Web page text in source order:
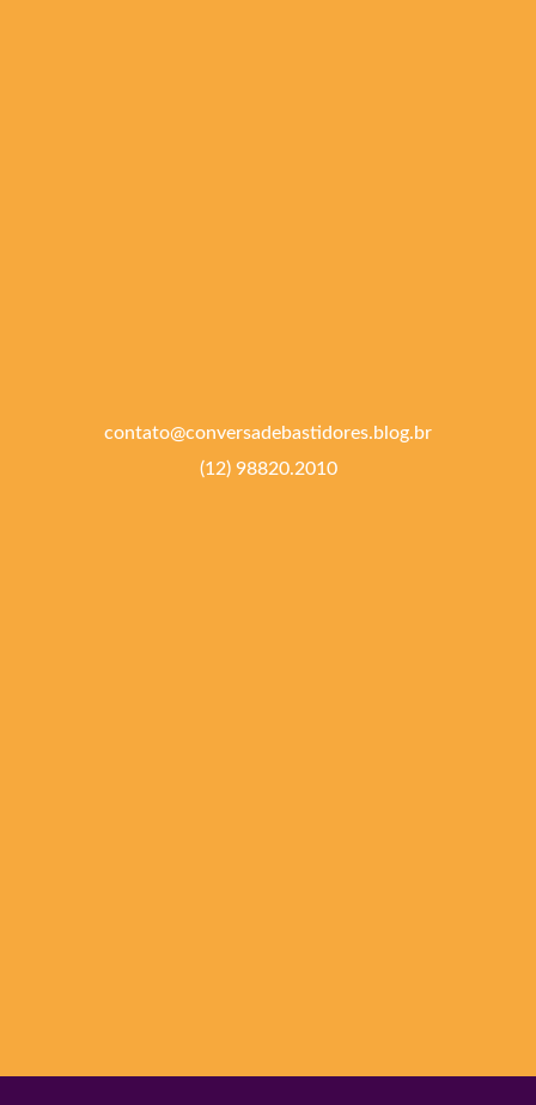
contato@conversadebastidores.blog.br
(12) 98820.2010